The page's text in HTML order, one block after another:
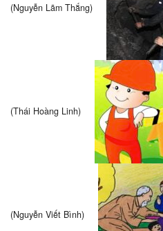
(Nguyễn Lãm Thắng)
(Thái Hoàng Linh)
(Nguyễn Viết Bình)